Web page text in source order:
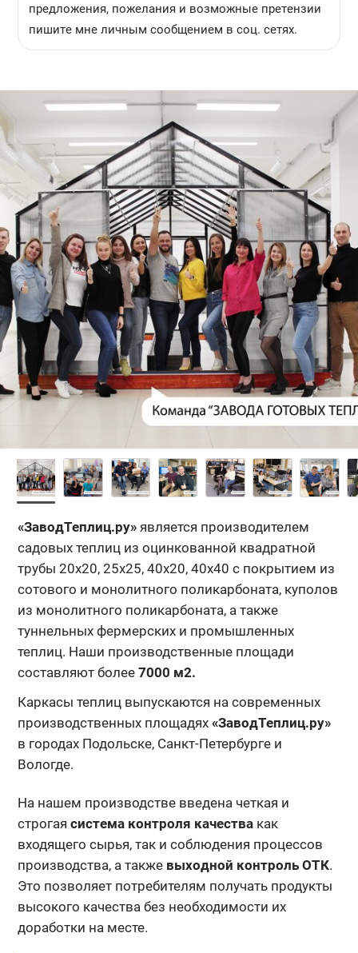
предложения, пожелания и возможные претензии
пишите мне личным сообщением в соц. сетях.
«ЗаводТеплиц.ру»является производителем
садовых теплиц из оцинкованной квадратной
трубы 20x20, 25x25, 40x20, 40х40 с покрытием из
сотового и монолитного поликарбоната, куполов
из монолитного поликарбоната, а также
туннельных фермерских и промышленных
теплиц. Наши производственные площади
составляют более 7000 м2.
Каркасы теплиц выпускаются на современных
производственных площадях «ЗаводТеплиц.ру»
в городах Подольске, Санкт-Петербурге и
Вологде.
На нашем производстве введена четкая и
строгая система контроля качествакак
входящего сырья, так и соблюдения процессов
производства, а также выходной контроль ОТК.
Это позволяет потребителям получать продукты
высокого качества без необходимости их
доработки на месте.